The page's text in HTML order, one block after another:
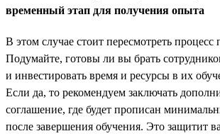
временный этап для получения опыта
В этом случае стоит пересмотреть процесс
Подумайте, готовы ли вы брать
и инвестировать время и ресурсы в их
Если да, то рекомендуем заключать
соглашение, где будет прописан
после завершения обучения. Это защитит